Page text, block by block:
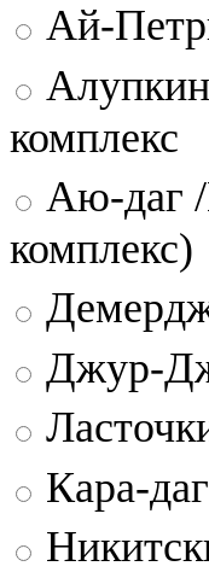
Ай-
комплекс
Аю-даг /
комплекс)
Джур-
Кара-